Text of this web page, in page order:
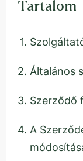
Tartalom
Általános
Szerződő
A